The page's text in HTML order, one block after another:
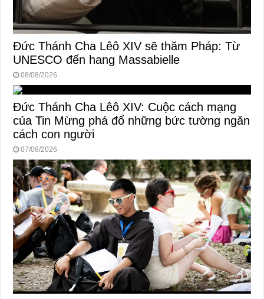
Đức Thánh Cha Lêô XIV sẽ thăm Pháp: Từ
UNESCO đến hang Massabielle
08/08/2026
Đức Thánh Cha Lêô XIV: Cuộc cách mạng
của Tin Mừng phá đổ những bức tường ngăn
cách con người
07/08/2026